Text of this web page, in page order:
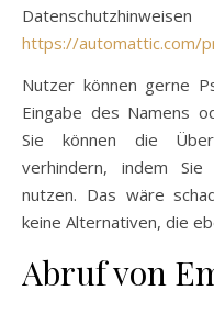
https://automattic.com/
Nutzer können gerne
Eingabe des Namens
Sie können die
verhindern, indem
nutzen. Das wäre
keine Alternativen, die
Abruf von